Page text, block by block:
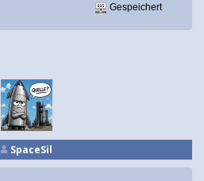
Gespeichert
SpaceSil